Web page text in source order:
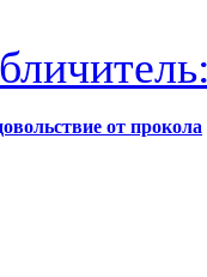
от прокола